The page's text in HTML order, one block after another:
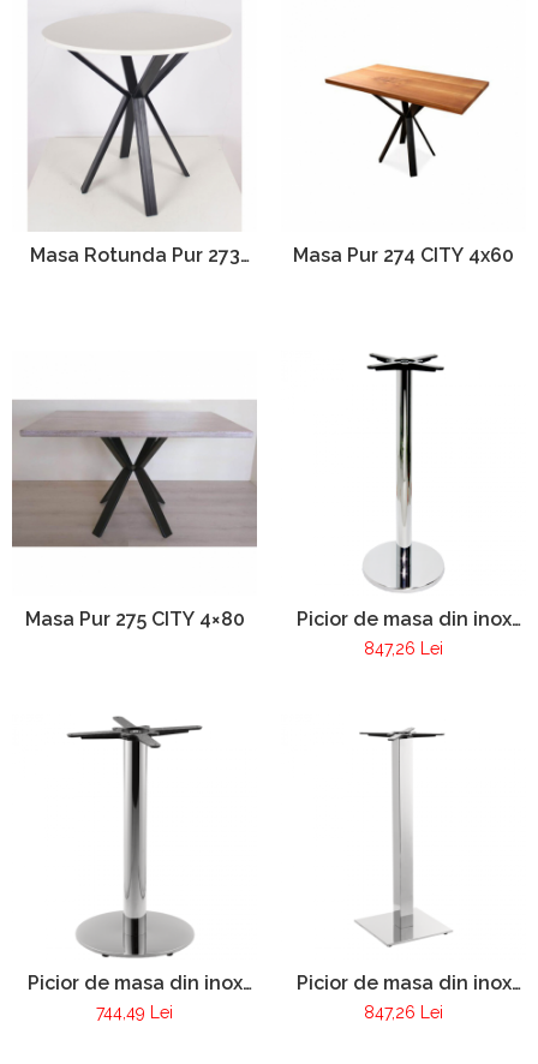
Masa Rotunda Pur 273
Masa Pur 274 CITY 4x60
Masa Pur 275 CITY 4×80
Picior de masa din inox
Pur 276
847,26 Lei
Picior de masa din inox
Pur 277
744,49 Lei
Picior de masa din inox
Pur 279
847,26 Lei